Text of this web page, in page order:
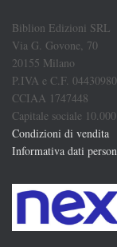
Biblion Edizioni SRL
Via G. Govone, 70
20155 Milano
P.IVA e C.F.
CCIAA 1747448
Capitale sociale
Condizioni di vendita
Informativa dati